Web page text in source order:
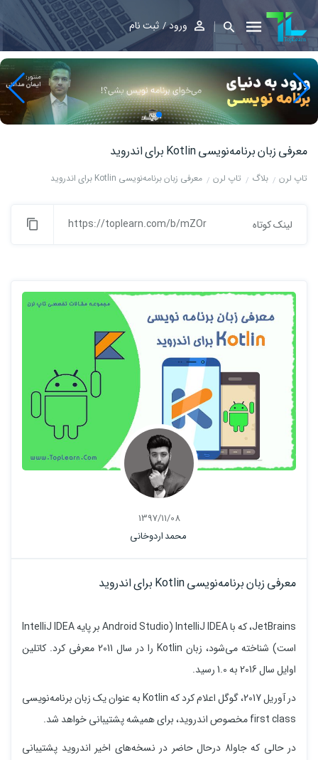
ورود ثبت نام
معرفی زبان برنامه‌نویسی Kotlin برای اندروید
تاپ لرن بلاگ تاپ لرن معرفی زبان برنامه‌نویسی Kotlin برای اندروید
لینک کوتاه https://toplearn.com/b/mZOr
1397/11/08
محمد اردوخانی
معرفی زبان برنامه‌نویسی Kotlin برای اندروید
JetBrains، که با IntelliJ IDEA (Android Studio بر پایه IntelliJ IDEA
است) شناخته می‌شود، زبان Kotlin را در سال 2011 معرفی کرد. کاتلین
اوایل سال 2016 به 1.0 رسید.
در آوریل 2017، گوگل اعلام کرد که Kotlin به عنوان یک زبان برنامه‌نویسی
first class مخصوص اندروید، برای همیشه پشتیبانی خواهد شد.
در حالی که جاوا8 درحال حاضر در نسخه‌های اخیر اندروید پشتیبانی